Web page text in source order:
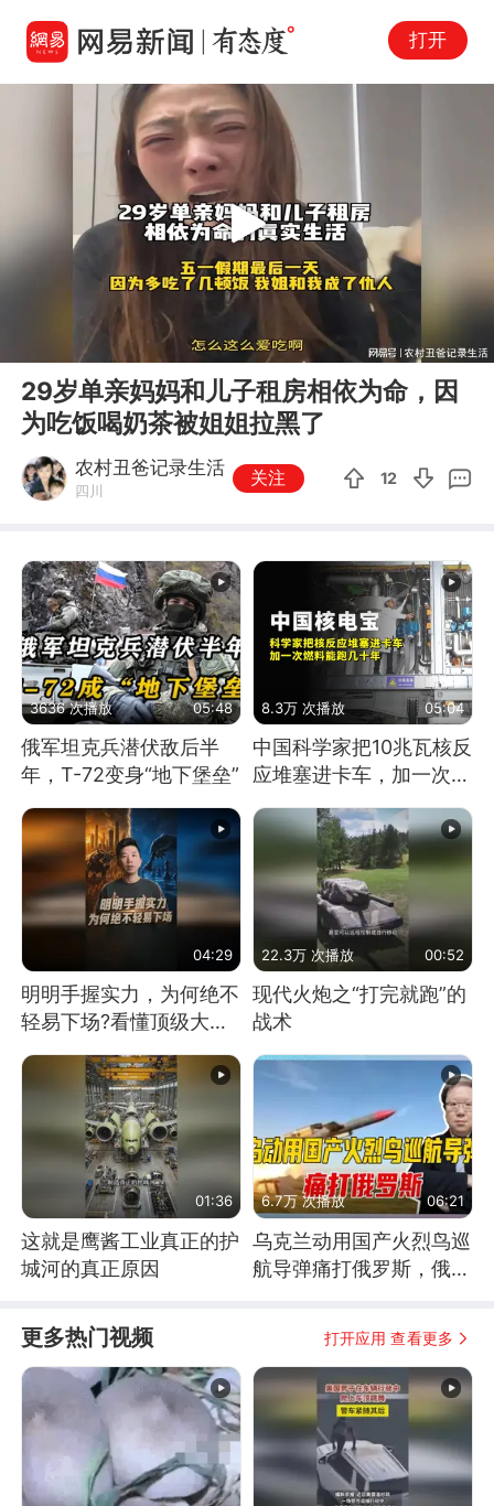
打开
03:55
Play
29岁单亲妈妈和儿子租房相依为命，因
为吃饭喝奶茶被姐姐拉黑了
农村丑爸记录生活
四川
关注 12
3636 次播放 05:48
俄军坦克兵潜伏敌后半
年，T-72变身“地下堡垒”
8.3万 次播放 05:04
中国科学家把10兆瓦核反
应堆塞进卡车，加一次燃
料能跑几十年
04:29
明明手握实力，为何绝不
轻易下场?看懂顶级大国
22.3万 次播放 00:52
现代火炮之“打完就跑”的
战术
01:36
这就是鹰酱工业真正的护
城河的真正原因
6.7万 次播放 06:21
乌克兰动用国产火烈鸟巡
航导弹痛打俄罗斯，俄军
更多热门视频 打开应用 查看更多